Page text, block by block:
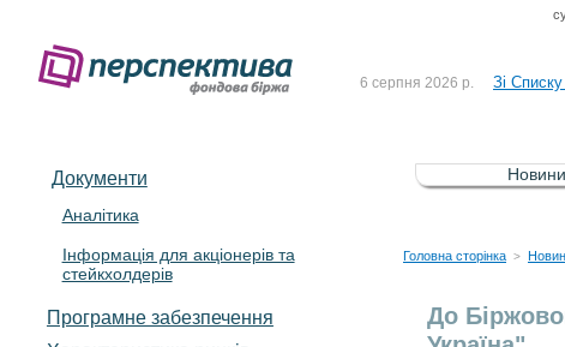
До
6 серпня 2026 р. Зі
5 серпня 2026 р. Зі
4 серпня 2026 р. До
Документи
Аналітика
Інформація для акціонерів та
стейкхолдерів
Програмне забезпечення
Новини
Головна сторінка >
До